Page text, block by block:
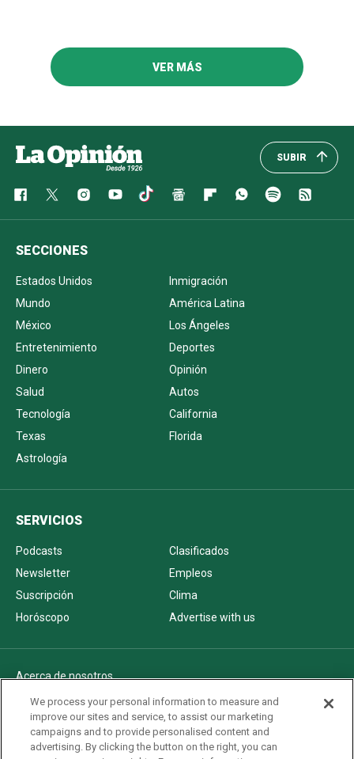
VER MÁS
SUBIR
SECCIONES
Estados Unidos
Inmigración
Mundo
América Latina
México
Los Ángeles
Entretenimiento
Deportes
Dinero
Opinión
Salud
Autos
Tecnología
California
Texas
Florida
Astrología
SERVICIOS
Podcasts
Clasificados
Newsletter
Empleos
Suscripción
Clima
Horóscopo
Advertise with us
Acerca de nosotros
Politica de privacidad
Pautas Editoriales
AdChoices
We process your personal information to measure and
improve our sites and service, to assist our marketing
campaigns and to provide personalised content and
advertising. By clicking the button on the right, you can